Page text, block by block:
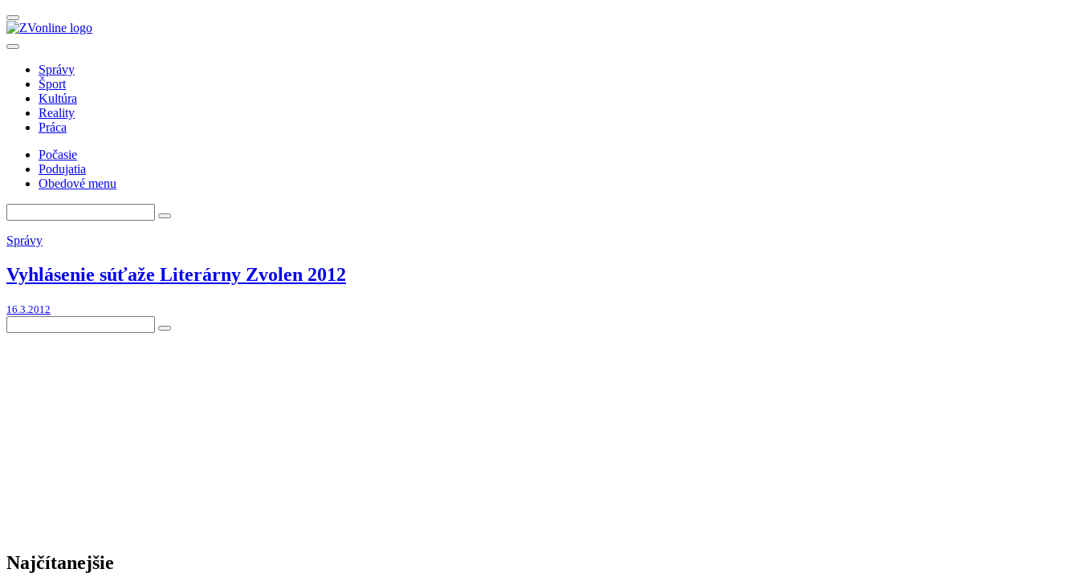
Správy
Šport
Kultúra
Reality
Práca
Počasie
Podujatia
Obedové menu
Správy
Vyhlásenie súťaže Literárny Zvolen 2012
16.3.2012
Najčítanejšie